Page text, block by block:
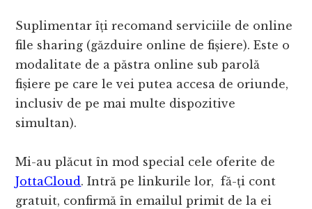
Suplimentar îți recomand serviciile de online
file sharing (găzduire online de fișiere). Este o
modalitate de a păstra online sub parolă
fișiere pe care le vei putea accesa de oriunde,
inclusiv de pe mai multe dispozitive
simultan).
Mi-au plăcut în mod special cele oferite de
JottaCloud. Intră pe linkurile lor, fă-ți cont
gratuit, confirmă în emailul primit de la ei